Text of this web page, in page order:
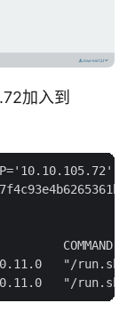
加入到
"/